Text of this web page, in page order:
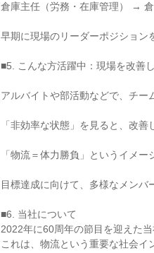
倉庫主任（労務・在庫管理） →
早期に現場のリーダーポジション
■5. こんな方活躍中：現場を改善
アルバイトや部活動などで、チー
「非効率な状態」を見ると、改
「物流＝体力勝負」というイメ
目標達成に向けて、多様なメンバ
■6. 当社について
2022年に60周年の節目を迎えた
これは、物流という重要な社会イ